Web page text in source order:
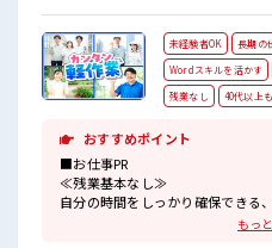
未経験者OK 長期の
Wordスキルを活かす
残業なし
40代以上
おすすめポイント
■お仕事PR
≪残業基本なし≫
自分の時間をしっかり確保できる、
もっ